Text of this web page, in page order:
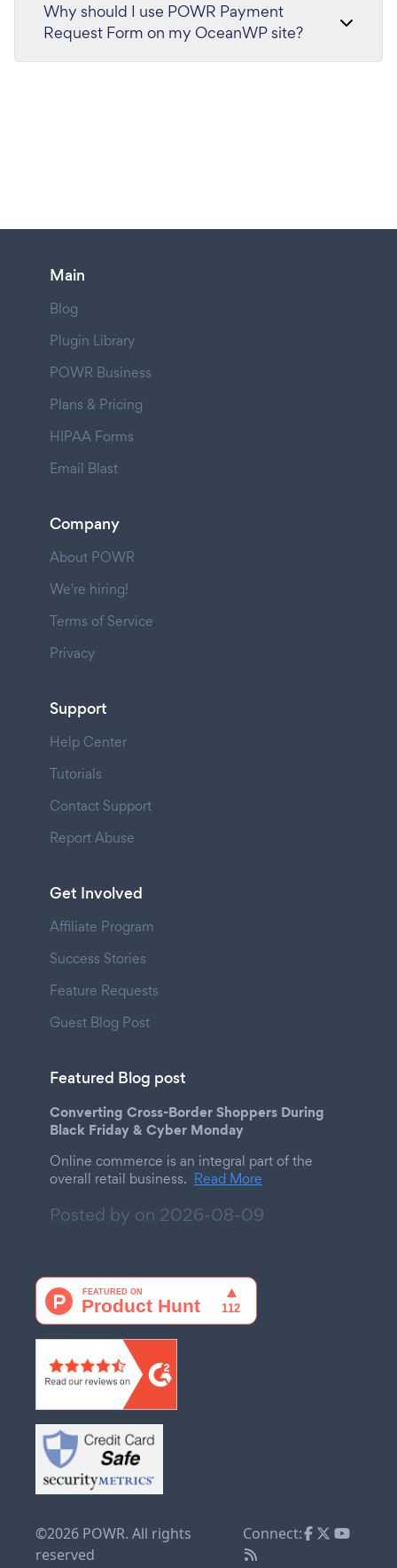
Why should I use POWR Payment
Request Form on my OceanWP site?
Main
Blog
Plugin Library
POWR Business
Plans & Pricing
HIPAA Forms
Email Blast
Company
About POWR
We're hiring!
Terms of Service
Privacy
Support
Help Center
Tutorials
Contact Support
Report Abuse
Get Involved
Affiliate Program
Success Stories
Feature Requests
Guest Blog Post
Featured Blog post
Converting Cross-Border Shoppers During
Black Friday & Cyber Monday
Online commerce is an integral part of the
overall retail business. Read More
Posted by on 2026-08-09
©2026 POWR. All rights
reserved
Connect: